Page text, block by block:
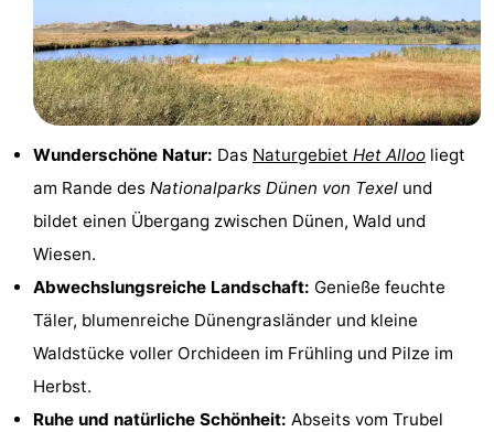
Hoeve
Holland
Land
Zeezicht
Strandhuys
Strandplevier
Campingplätze
Ferienhäuser
Eibernest
Hoogelandt
Beach
-
Wunderschöne Natur: Das Naturgebiet Het Alloo liegt
am Rande des Nationalparks Dünen von Texel und
bildet einen Übergang zwischen Dünen, Wald und
Wiesen.
Abwechslungsreiche Landschaft: Genieße feuchte
Täler, blumenreiche Dünengrasländer und kleine
Waldstücke voller Orchideen im Frühling und Pilze im
Herbst.
Ruhe und natürliche Schönheit: Abseits vom Trubel